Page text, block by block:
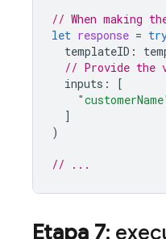
// When making
let response =
templateID :
// Provide the
inputs :
[
]
)
// ...
Etapa 7: